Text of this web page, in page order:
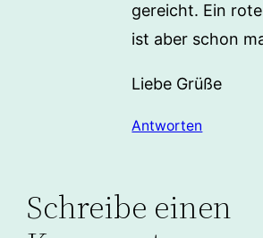
gereicht. Ein
ist aber schon
Liebe Grüße
Antworten
Schreibe einen